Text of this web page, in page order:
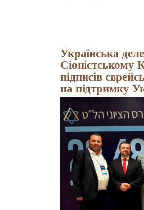
Українська
Сіоністському
підписів
на підтримку